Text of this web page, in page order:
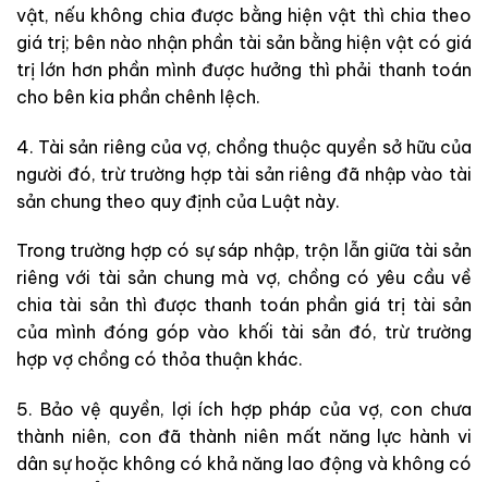
vật, nếu không chia được bằng hiện vật thì chia theo
giá trị; bên nào nhận phần tài sản bằng hiện vật có giá
trị lớn hơn phần mình được hưởng thì phải thanh toán
cho bên kia phần chênh lệch.
4. Tài sản riêng của vợ, chồng thuộc quyền sở hữu của
người đó, trừ trường hợp tài sản riêng đã nhập vào tài
sản chung theo quy định của Luật này.
Trong trường hợp có sự sáp nhập, trộn lẫn giữa tài sản
riêng với tài sản chung mà vợ, chồng có yêu cầu về
chia tài sản thì được thanh toán phần giá trị tài sản
của mình đóng góp vào khối tài sản đó, trừ trường
hợp vợ chồng có thỏa thuận khác.
5. Bảo vệ quyền, lợi ích hợp pháp của vợ, con chưa
thành niên, con đã thành niên mất năng lực hành vi
dân sự hoặc không có khả năng lao động và không có